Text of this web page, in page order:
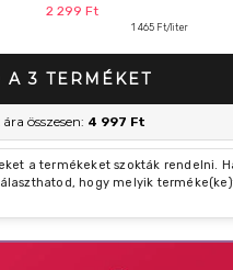
2 299 Ft
1 465 Ft/liter
A 3 TERMÉKET
összesen: 4 997 Ft
a termékeket szokták rendelni.
hogy melyik